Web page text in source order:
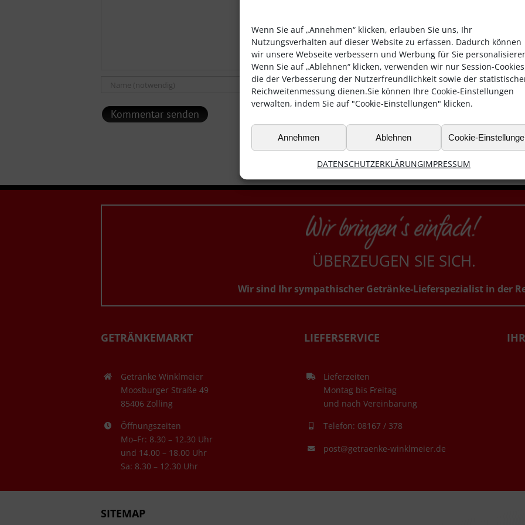
Wenn Sie auf „Annehmen“ klicken, erlauben Sie uns, Ihr
Nutzungsverhalten auf dieser Website zu erfassen. Dadurch können
wir unsere Webseite verbessern und Werbung für Sie
Wenn Sie auf „Ablehnen“ klicken, verwenden wir nur Session-
die der Verbesserung der Nutzerfreundlichkeit sowie der
Reichweitenmessung dienen.Sie können Ihre Cookie-Einstellungen
verwalten, indem Sie auf "Cookie-Einstellungen" klicken.
Annehmen Ablehnen Cookie-
DATENSCHUTZERKLÄRUNGIMPRESSUM
ÜBERZEUGEN SIE SICH.
Wir sind Ihr sympathischer Getränke-Lieferspezialist in der
GETRÄNKEMARKT
Getränke Winklmeier
Moosburger Straße 49
85406 Zolling
Öffnungszeiten
Mo–Fr: 8.30 – 12.30 Uhr
und 14.00 – 18.00 Uhr
Sa: 8.30 – 12.30 Uhr
LIEFERSERVICE
Lieferzeiten
Montag bis Freitag
und nach Vereinbarung
Telefon: 08167 / 378
post@getraenke-winklmeier.de
SITEMAP